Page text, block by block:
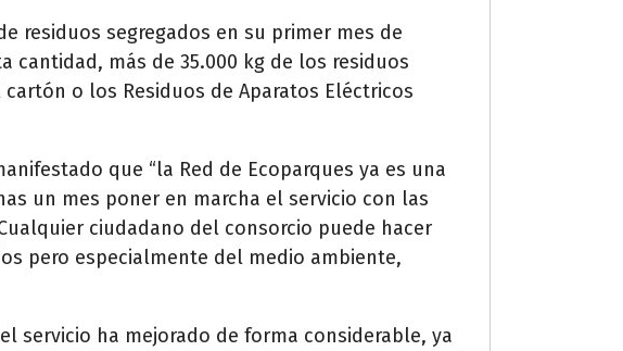
residuos segregados en su primer mes de
cantidad, más de 35.000 kg de los residuos
o los Residuos de Aparatos Eléctricos
que “la Red de Ecoparques ya es una
un mes poner en marcha el servicio con las
ciudadano del consorcio puede hacer
pero especialmente del medio ambiente,
servicio ha mejorado de forma considerable, ya